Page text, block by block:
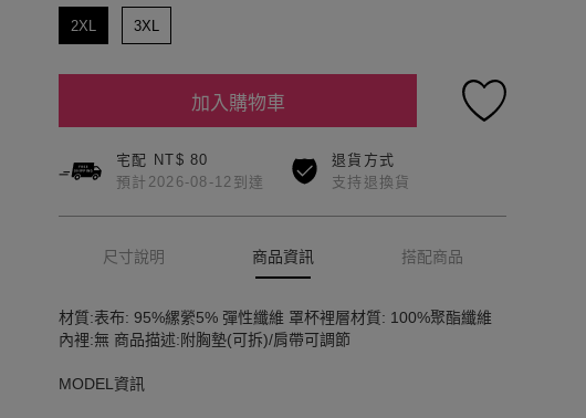
2XL 3XL
加入購物車
宅配 NT$ 80
預計2026-08-12到達
退貨方式
支持退換貨
尺寸說明 商品資訊 搭配商品
材質:表布: 95%縲縈5% 彈性纖維 罩杯裡層材質: 100%聚酯纖維
內裡:無 商品描述:附胸墊(可拆)/肩帶可調節
MODEL資訊